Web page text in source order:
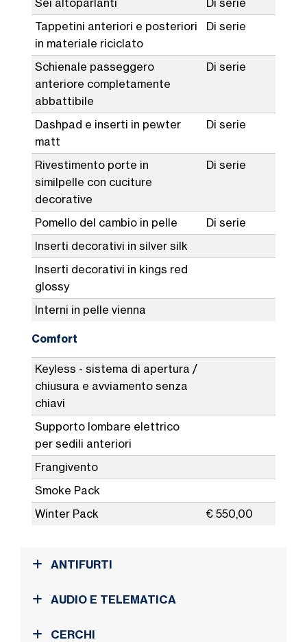
Tappetini anteriori e posteriori
in materiale riciclato
Di serie
Schienale passeggero
anteriore completamente
abbattibile
Di serie
Dashpad e inserti in pewter
matt
Di serie
Rivestimento porte in
similpelle con cuciture
decorative
Di serie
Pomello del cambio in pelle
Di serie
Inserti decorativi in silver silk
Inserti decorativi in kings red
glossy
Interni in pelle vienna
Comfort
Keyless - sistema di apertura /
chiusura e avviamento senza
chiavi
Supporto lombare elettrico
per sedili anteriori
Frangivento
Smoke Pack
Winter Pack
€ 550,00
ANTIFURTI
AUDIO E TELEMATICA
CERCHI